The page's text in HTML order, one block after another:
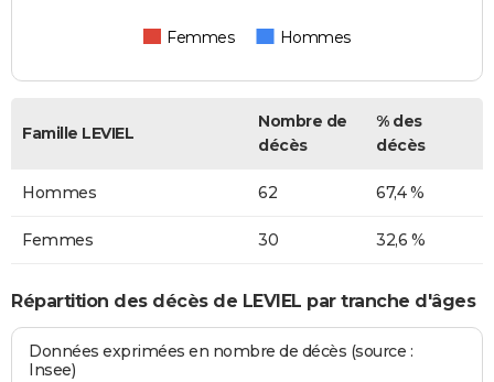
Femmes Hommes
Famille LEVIEL
Nombre de
décès
% des
décès
Hommes 62 67,4 %
Femmes 30 32,6 %
Répartition des décès de LEVIEL par tranche d'âges
Données exprimées en nombre de décès (source :
Insee)